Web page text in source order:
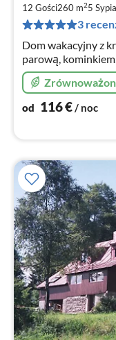
12 Gości260 m25
3
Dom wakacyjny z
parową,
Praga oddalona o
sypialni, szczegóły
od 116€/ noc